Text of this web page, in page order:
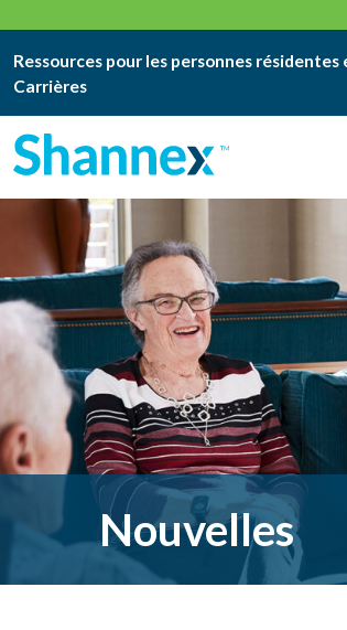
Ressources pour les personnes
Carrières
Nouvelles